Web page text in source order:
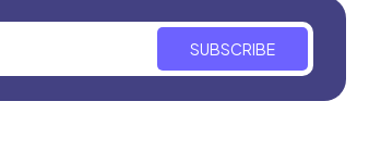
SUBSCRIBE